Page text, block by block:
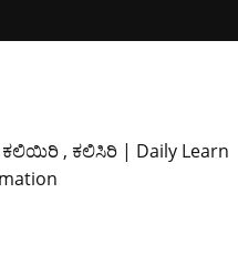
, ಕಲಿಸಿರಿ | Daily Learn